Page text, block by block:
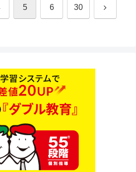
5 6 30 次